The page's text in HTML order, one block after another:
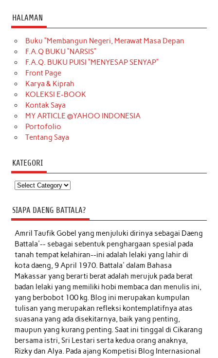
HALAMAN
Buku “Membangun Negeri, Merawat Masa Depan
F.A.Q BUKU “NARSIS”
F.A.Q. BUKU PUISI “MENYESAP SENYAP”
Front Page
Karya & Kiprah
KOLEKSI E-BOOK
Kontak Saya
MY ARTICLE @YAHOO INDONESIA
Portofolio
Tentang Saya
KATEGORI
Kategori
SIAPA DAENG BATTALA?
Amril Taufik Gobelyang menjuluki dirinya sebagai Daeng
Battala'-- sebagai sebentuk penghargaan spesial pada
tanah tempat kelahiran--ini adalah lelaki yang lahir di
kota daeng, 9 April 1970. Battala' dalam Bahasa
Makassar yang berarti berat adalah merujuk pada berat
badan lelaki yang memiliki hobi membaca dan menulis ini,
yang berbobot 100 kg. Blog ini merupakan kumpulan
tulisan yang merupakan refleksi kontemplatifnya atas
suasana yang ada disekitarnya, baik yang penting,
maupun yang kurang penting. Saat ini tinggal di Cikarang
bersama istri, Sri Lestari serta kedua orang anaknya,
Rizky dan Alya. Pada ajang Kompetisi Blog Internasional